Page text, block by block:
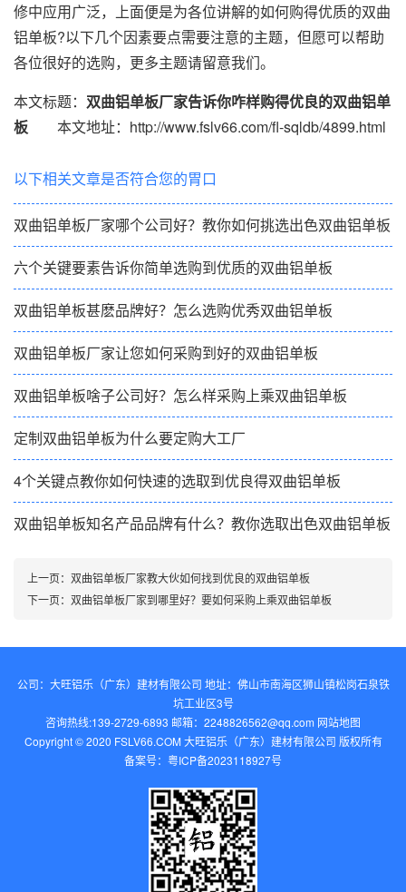
修中应用广泛，上面便是为各位讲解的如何购得优质的双曲
铝单板?以下几个因素要点需要注意的主题，但愿可以帮助
各位很好的选购，更多主题请留意我们。
本文标题： 双曲铝单板厂家告诉你咋样购得优良的双曲铝单
板 本文地址：http://www.fslv66.com/fl-sqldb/4899.html
以下相关文章是否符合您的胃口
双曲铝单板厂家哪个公司好？教你如何挑选出色双曲铝单板
六个关键要素告诉你简单选购到优质的双曲铝单板
双曲铝单板甚麽品牌好？怎么选购优秀双曲铝单板
双曲铝单板厂家让您如何采购到好的双曲铝单板
双曲铝单板啥子公司好？怎么样采购上乘双曲铝单板
定制双曲铝单板为什么要定购大工厂
4个关键点教你如何快速的选取到优良得双曲铝单板
双曲铝单板知名产品品牌有什么？教你选取出色双曲铝单板
上一页： 双曲铝单板厂家教大伙如何找到优良的双曲铝单板
下一页： 双曲铝单板厂家到哪里好？要如何采购上乘双曲铝单板
公司：大旺铝乐（广东）建材有限公司 地址：佛山市南海区狮山镇松岗石泉铁
坑工业区3号
咨询热线:139-2729-6893 邮箱：2248826562@qq.com‬ 网站地图
Copyright © 2020 FSLV66.COM 大旺铝乐（广东）建材有限公司 版权所有
备案号： 粤ICP备2023118927号